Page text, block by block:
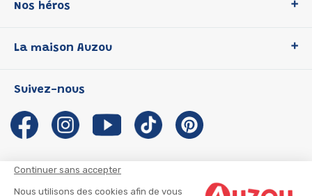
Continuer sans accepter
Nous utilisons des cookies afin de vous
Nos héros
P'tit Loup
Les Influenceuses
Migali
Petite Taupe
La maison Auzou
Notre histoire
Auzou s'engage
Auteurs et illustrateurs Auzou
Suivez-nous